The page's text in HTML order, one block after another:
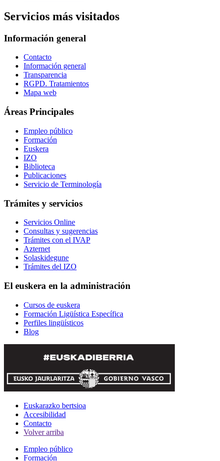
Servicios más visitados
Información general
Contacto
Información general
Transparencia
RGPD. Tratamientos
Mapa web
Áreas Principales
Empleo público
Formación
Euskera
IZO
Biblioteca
Publicaciones
Servicio de Terminología
Trámites y servicios
Servicios Online
Consultas y sugerencias
Trámites con el IVAP
Azternet
Solaskidegune
Trámites del IZO
El euskera en la administración
Cursos de euskera
Formación Ligüística Específica
Perfiles lingüísticos
Blog
Euskarazko bertsioa
Accesibilidad
Contacto
Volver arriba
Empleo público
Formación